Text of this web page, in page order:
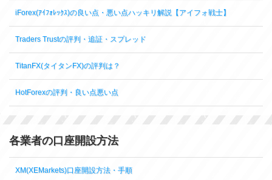
iForex(ｱｲﾌｫﾚｯｸｽ)の良い点・悪い点ハッキリ解説【アイフォ戦士】
Traders Trustの評判・追証・スプレッド
TitanFX(タイタンFX)の評判は？
HotForexの評判・良い点悪い点
各業者の口座開設方法
XM(XEMarkets)口座開設方法・手順